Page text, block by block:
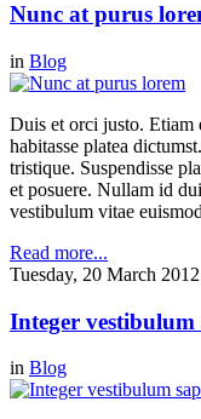
Nunc at purus
in Blog
Duis et orci justo. Etiam
habitasse platea
tristique. Suspendisse
et posuere. Nullam id
vestibulum vitae
Read more...
Tuesday, 20 March
Integer vestibulum
in Blog